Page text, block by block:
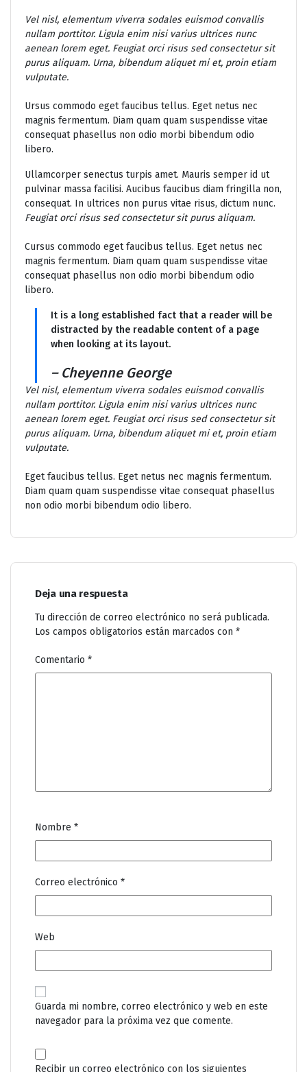
Vel nisl, elementum viverra sodales euismod convallis
nullam porttitor. Ligula enim nisi varius ultrices nunc
aenean lorem eget. Feugiat orci risus sed consectetur sit
purus aliquam. Urna, bibendum aliquet mi et, proin etiam
vulputate.
Ursus commodo eget faucibus tellus. Eget netus nec
magnis fermentum. Diam quam quam suspendisse vitae
consequat phasellus non odio morbi bibendum odio
libero.
Ullamcorper senectus turpis amet. Mauris semper id ut
pulvinar massa facilisi. Aucibus faucibus diam fringilla non,
consequat. In ultrices non purus vitae risus, dictum nunc.
Feugiat orci risus sed consectetur sit purus aliquam.
Cursus commodo eget faucibus tellus. Eget netus nec
magnis fermentum. Diam quam quam suspendisse vitae
consequat phasellus non odio morbi bibendum odio
libero.
It is a long established fact that a reader will be
distracted by the readable content of a page
when looking at its layout.
– Cheyenne George
Vel nisl, elementum viverra sodales euismod convallis
nullam porttitor. Ligula enim nisi varius ultrices nunc
aenean lorem eget. Feugiat orci risus sed consectetur sit
purus aliquam. Urna, bibendum aliquet mi et, proin etiam
vulputate.
Eget faucibus tellus. Eget netus nec magnis fermentum.
Diam quam quam suspendisse vitae consequat phasellus
non odio morbi bibendum odio libero.
Deja una respuesta
Tu dirección de correo electrónico no será publicada.
Los campos obligatorios están marcados con *
Comentario *
Nombre *
Correo electrónico *
Web
Guarda mi nombre, correo electrónico y web en este
navegador para la próxima vez que comente.
Recibir un correo electrónico con los siguientes